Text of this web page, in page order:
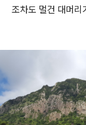
조차도 멀건 대머리